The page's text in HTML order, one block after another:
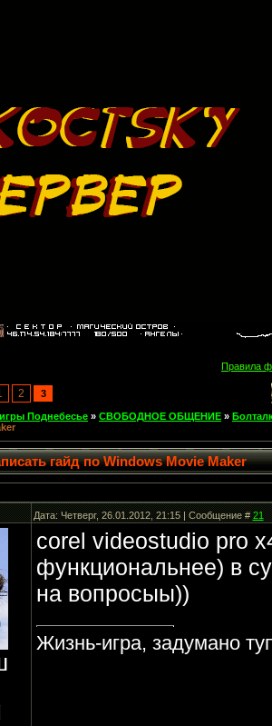
Правила
2 3
Поднебесье » СВОБОДНОЕ ОБЩЕНИЕ »
гайд по Windows Movie Maker
Дата: Четверг, 26.01.2012, 21:15 | Сообщение #21
corel videostudio pro
функциональнее) в
на вопросыы))
Жизнь-игра, задумано